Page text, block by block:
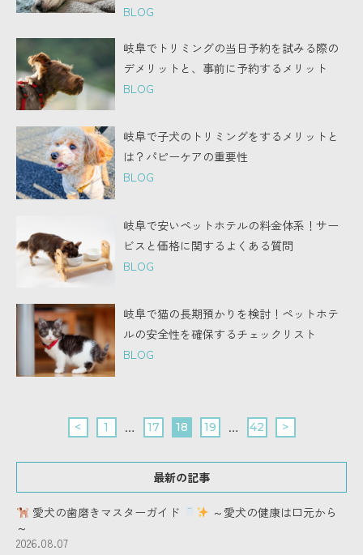
BLOG
岐阜でトリミングの当日予約を試みる際の
デメリットと、事前に予約するメリット
BLOG
岐阜で子犬のトリミングをするメリットと
は？パピーケアの重要性
BLOG
岐阜で安いペットホテルの料金体系！サー
ビスと価格に関するよくある質問
BLOG
岐阜で猫の長期預かりを検討！ペットホテ
ルの安全性を確保するチェックリスト
BLOG
< 1 … 17 18 19 … 42 >
最新の記事
愛犬の歯磨きマスターガイド
～愛犬の健康は口元から
～
2026.08.07